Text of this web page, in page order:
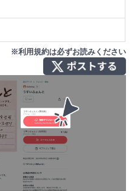
※利用規約は必ずお読みください